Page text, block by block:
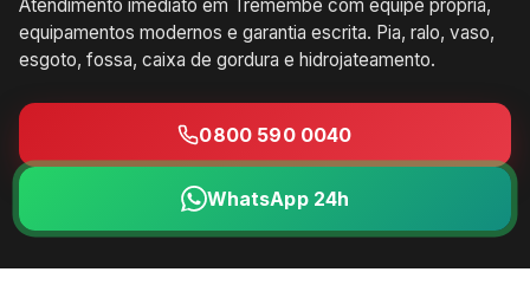
Atendimento imediato em Tremembé com equipe própria,
equipamentos modernos e garantia escrita. Pia, ralo, vaso,
esgoto, fossa, caixa de gordura e hidrojateamento.
0800 590 0040
WhatsApp 24h